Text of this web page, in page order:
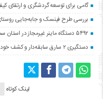
گامی برای توسعه گردشگری و ارتقای
بررسی طرح فینسک و جابه‌جایی
۵۴۹۲ دستگاه ماینر غیرمجاز در استان سمنان جمع‌آوری شد
دستگیری ۲ سارق سابقه‌دار و کشف خودروی سرقتی در مهدیشهر
لینک کوتاه